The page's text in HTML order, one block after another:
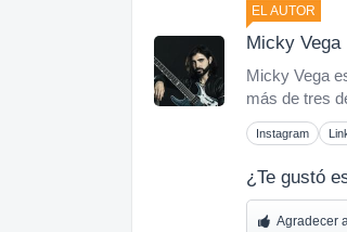
EL AUTOR
Micky Vega
Micky Vega
más de tres
Instagram
¿Te gustó
Agradecer